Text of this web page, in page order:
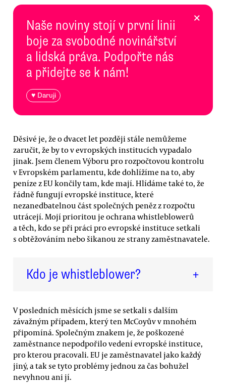
Naše noviny stojí v první linii
boje za svobodné novinářství
a lidská práva. Podpořte nás
a přidejte se k nám!
♥ Daruji
×
Děsivé je, že o dvacet let později stále nemůžeme
zaručit, že by to v evropských institucích vypadalo
jinak. Jsem členem Výboru pro rozpočtovou kontrolu
v Evropském parlamentu, kde dohlížíme na to, aby
peníze z EU končily tam, kde mají. Hlídáme také to, že
řádně fungují evropské instituce, které
nezanedbatelnou část společných peněz z rozpočtu
utrácejí. Mojí prioritou je ochrana whistleblowerů
a těch, kdo se při práci pro evropské instituce setkali
s obtěžováním nebo šikanou ze strany zaměstnavatele.
Kdo je whistleblower? +
V posledních měsících jsme se setkali s dalším
závažným případem, který ten McCoyův v mnohém
připomíná. Společným znakem je, že poškozené
zaměstnance nepodpořilo vedení evropské instituce,
pro kterou pracovali. EU je zaměstnavatel jako každý
jiný, a tak se tyto problémy jednou za čas bohužel
nevyhnou ani jí.